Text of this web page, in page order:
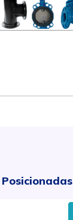
Posicionadas